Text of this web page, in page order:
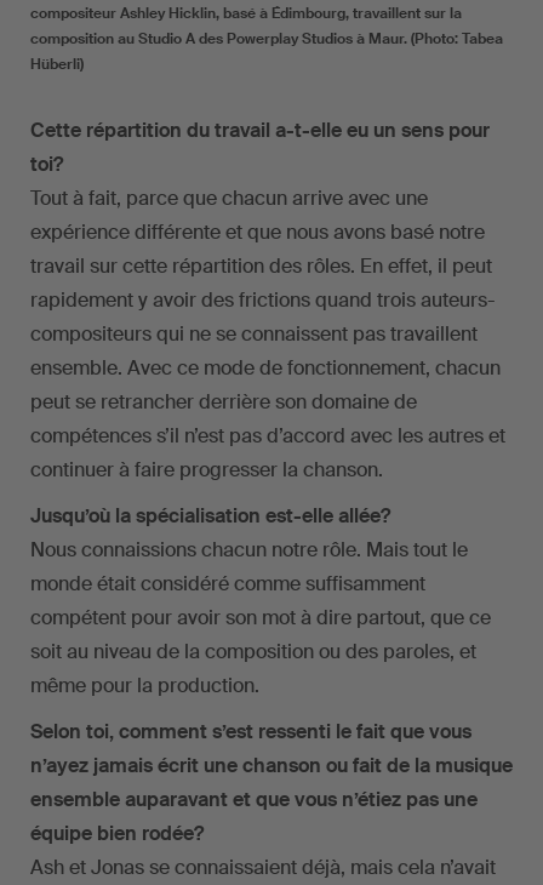
compositeur Ashley Hicklin, basé à Édimbourg, travaillent sur la
composition au Studio A des Powerplay Studios à Maur. (Photo: Tabea
Hüberli)
Cette répartition du travail a-t-elle eu un sens pour
toi?
Tout à fait, parce que chacun arrive avec une
expérience différente et que nous avons basé notre
travail sur cette répartition des rôles. En effet, il peut
rapidement y avoir des frictions quand trois auteurs-
compositeurs qui ne se connaissent pas travaillent
ensemble. Avec ce mode de fonctionnement, chacun
peut se retrancher derrière son domaine de
compétences s’il n’est pas d’accord avec les autres et
continuer à faire progresser la chanson.
Jusqu’où la spécialisation est-elle allée?
Nous connaissions chacun notre rôle. Mais tout le
monde était considéré comme suffisamment
compétent pour avoir son mot à dire partout, que ce
soit au niveau de la composition ou des paroles, et
même pour la production.
Selon toi, comment s’est ressenti le fait que vous
n’ayez jamais écrit une chanson ou fait de la musique
ensemble auparavant et que vous n’étiez pas une
équipe bien rodée?
Ash et Jonas se connaissaient déjà, mais cela n’avait